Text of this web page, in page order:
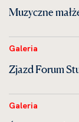
Muzyczne
Galeria
Zjazd Forum
Galeria